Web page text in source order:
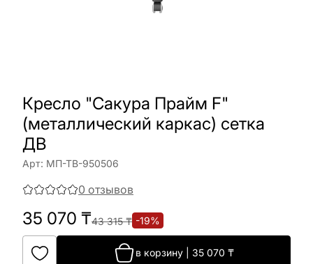
Кресло "Сакура Прайм F"
(металлический каркас) сетка
ДВ
Арт: МП-ТВ-950506
0 отзывов
35 070 ₸43 315₸ -19%
в корзину 35 070 ₸